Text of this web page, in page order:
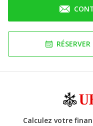
Calculez votre